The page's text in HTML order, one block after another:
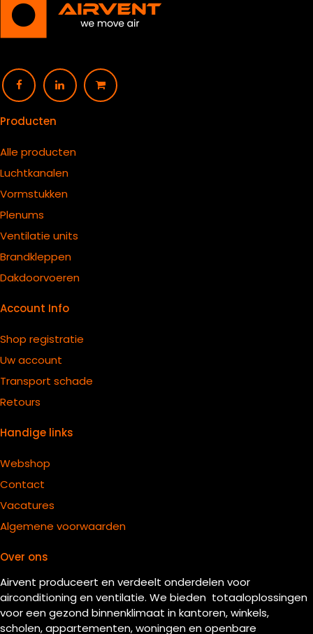
Producten
Alle producten
Luchtkanalen
Vormstukken
Plenums
Ventilatie units
Brandkleppen
Dakdoorvoeren
Account Info
Shop registratie
Uw account
Transport schade
Retours
Handige links
Webshop
Contact
Vacatures
Algemene voorwaarden
Over ons
Airvent produceert en verdeelt onderdelen voor
airconditioning en ventilatie. We bieden totaaloplossingen
voor een gezond binnenklimaat in kantoren, winkels,
scholen, appartementen, woningen en openbare